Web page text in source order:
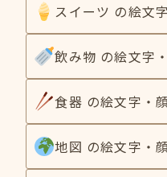
スイーツ の絵文
飲み物 の絵文字
食器 の絵文字・
地図 の絵文字・